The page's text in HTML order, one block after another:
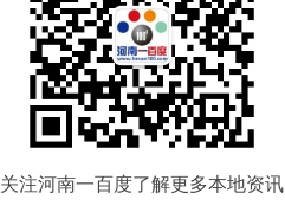
关注河南一百度了解更多本地资讯